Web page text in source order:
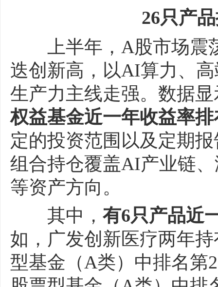
26只产品
上半年，A股市场震
迭创新高，以AI算力、
生产力主线走强。数据
权益基金近一年收益率
定的投资范围以及定期
组合持仓覆盖AI产业链
等资产方向。
其中， 有6只产品近
如，广发创新医疗两年
型基金（A类）中排名第